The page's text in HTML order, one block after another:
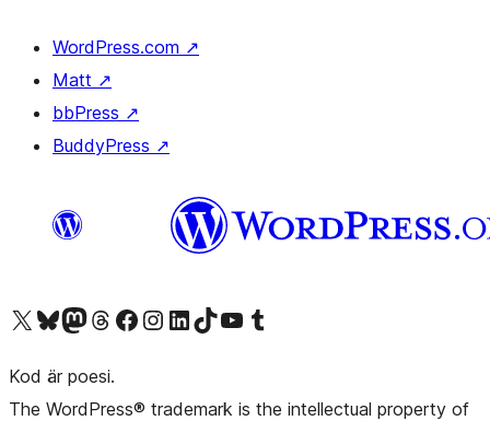
WordPress.com ↗
Matt ↗
bbPress ↗
BuddyPress ↗
Besök vår X-konto (f.d. Twitter)
Besök vårt Bluesky-konto
Besök vårt Mastodon-konto
Besök vårt Thread-konto
Besök vår Facebook-sidaBesök vårt Instagram-konto
Besök vårt LinkedIn-konto
Besök vårt TikTok-konto
Besök vår YouTube-kanalBesök vårt Tumblr-konto
Kod är poesi.
The WordPress® trademark is the intellectual property of